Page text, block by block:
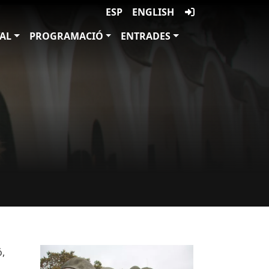
ESP
ENGLISH
PROGRAMACIÓ
ENTRADES
Imatges
Image